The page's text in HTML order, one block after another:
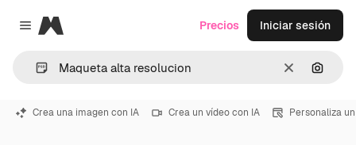
Close menu
Magnific
Borrar
Precios Iniciar sesión
Crea una imagen con IA Crea un vídeo con IA Personaliza